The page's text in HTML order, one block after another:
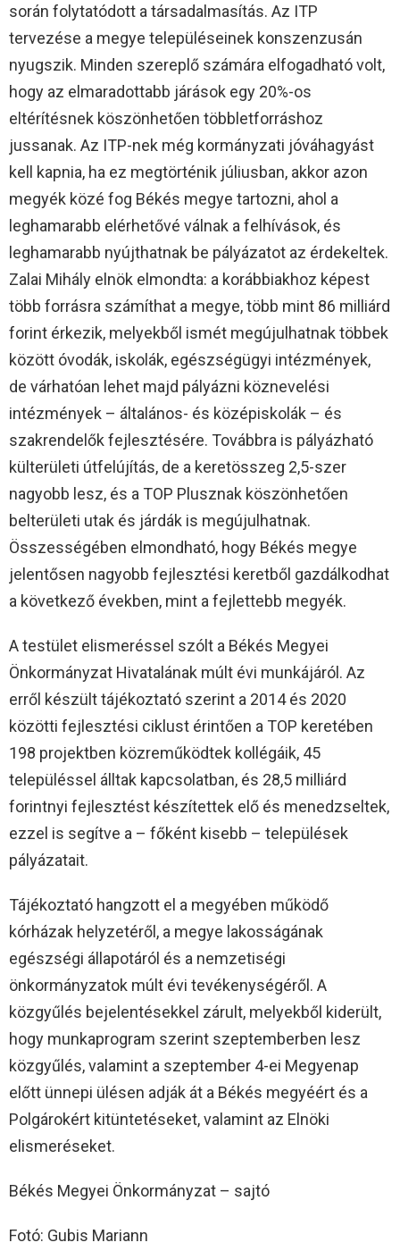
során folytatódott a társadalmasítás. Az ITP
tervezése a megye településeinek konszenzusán
nyugszik. Minden szereplő számára elfogadható volt,
hogy az elmaradottabb járások egy 20%-os
eltérítésnek köszönhetően többletforráshoz
jussanak. Az ITP-nek még kormányzati jóváhagyást
kell kapnia, ha ez megtörténik júliusban, akkor azon
megyék közé fog Békés megye tartozni, ahol a
leghamarabb elérhetővé válnak a felhívások, és
leghamarabb nyújthatnak be pályázatot az érdekeltek.
Zalai Mihály elnök elmondta: a korábbiakhoz képest
több forrásra számíthat a megye, több mint 86 milliárd
forint érkezik, melyekből ismét megújulhatnak többek
között óvodák, iskolák, egészségügyi intézmények,
de várhatóan lehet majd pályázni köznevelési
intézmények – általános- és középiskolák – és
szakrendelők fejlesztésére. Továbbra is pályázható
külterületi útfelújítás, de a keretösszeg 2,5-szer
nagyobb lesz, és a TOP Plusznak köszönhetően
belterületi utak és járdák is megújulhatnak.
Összességében elmondható, hogy Békés megye
jelentősen nagyobb fejlesztési keretből gazdálkodhat
a következő években, mint a fejlettebb megyék.
A testület elismeréssel szólt a Békés Megyei
Önkormányzat Hivatalának múlt évi munkájáról. Az
erről készült tájékoztató szerint a 2014 és 2020
közötti fejlesztési ciklust érintően a TOP keretében
198 projektben közreműködtek kollégáik, 45
településsel álltak kapcsolatban, és 28,5 milliárd
forintnyi fejlesztést készítettek elő és menedzseltek,
ezzel is segítve a – főként kisebb – települések
pályázatait.
Tájékoztató hangzott el a megyében működő
kórházak helyzetéről, a megye lakosságának
egészségi állapotáról és a nemzetiségi
önkormányzatok múlt évi tevékenységéről. A
közgyűlés bejelentésekkel zárult, melyekből kiderült,
hogy munkaprogram szerint szeptemberben lesz
közgyűlés, valamint a szeptember 4-ei Megyenap
előtt ünnepi ülésen adják át a Békés megyéért és a
Polgárokért kitüntetéseket, valamint az Elnöki
elismeréseket.
Békés Megyei Önkormányzat – sajtó
Fotó: Gubis Mariann